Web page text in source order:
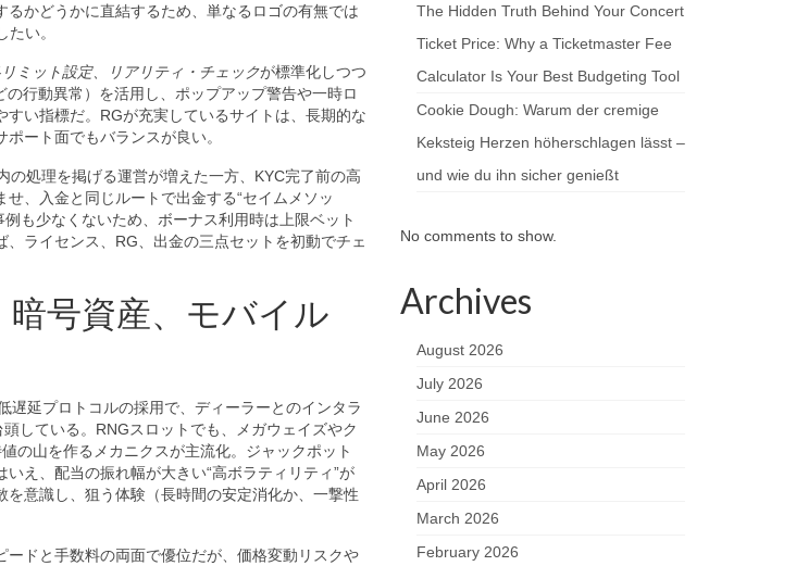
かどうかに直結するため、単なるロゴの有無では
い。
ミット設定、リアリティ・チェックが標準化しつつ
行動異常）を活用し、ポップアップ警告や一時ロ
い指標だ。RGが充実しているサイトは、長期的な
ート面でもバランスが良い。
の処理を掲げる運営が増えた一方、KYC完了前の高
、入金と同じルートで出金する“セイムメソッ
例も少なくないため、ボーナス利用時は上限ベット
、ライセンス、RG、出金の三点セットを初動でチェ
号資産、モバイル
遅延プロトコルの採用で、ディーラーとのインタラ
している。RNGスロットでも、メガウェイズやク
の山を作るメカニクスが主流化。ジャックポット
え、配当の振れ幅が大きい“高ボラティリティ”が
意識し、狙う体験（長時間の安定消化か、一撃性
ドと手数料の両面で優位だが、価格変動リスクや
The Hidden Truth Behind Your Concert
Ticket Price: Why a Ticketmaster Fee
Calculator Is Your Best Budgeting Tool
Cookie Dough: Warum der cremige
Keksteig Herzen höherschlagen lässt –
und wie du ihn sicher genießt
No comments to show.
Archives
August 2026
July 2026
June 2026
May 2026
April 2026
March 2026
February 2026